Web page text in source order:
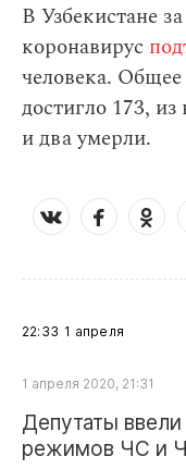
В Узбекистане
коронавирус
человека. Общее
достигло 173,
и два умерли.
22:33 1 апреля
1 апреля 2020, 21:31
Депутаты
режимов ЧС и